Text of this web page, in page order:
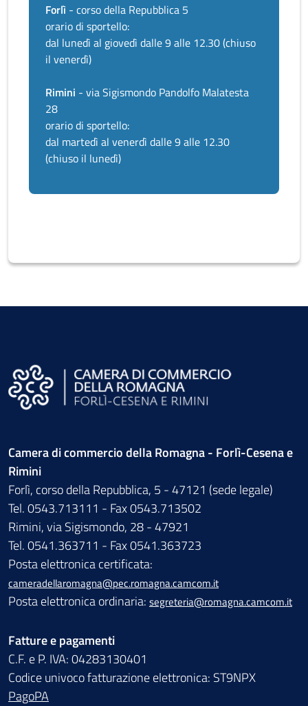
Forlì - corso della Repubblica 5
orario di sportello:
dal lunedì al giovedì dalle 9 alle 12.30 (chiuso
il venerdì)
Rimini - via Sigismondo Pandolfo Malatesta
28
orario di sportello:
dal martedì al venerdì dalle 9 alle 12.30
(chiuso il lunedì)
Camera di commercio della Romagna - Forlì-Cesena e
Rimini
Forlì, corso della Repubblica, 5 - 47121 (sede legale)
Tel. 0543.713111 - Fax 0543.713502
Rimini, via Sigismondo, 28 - 47921
Tel. 0541.363711 - Fax 0541.363723
Posta elettronica certificata:
cameradellaromagna@pec.romagna.camcom.it
Posta elettronica ordinaria: segreteria@romagna.camcom.it
Fatture e pagamenti
C.F. e P. IVA: 04283130401
Codice univoco fatturazione elettronica: ST9NPX
PagoPA